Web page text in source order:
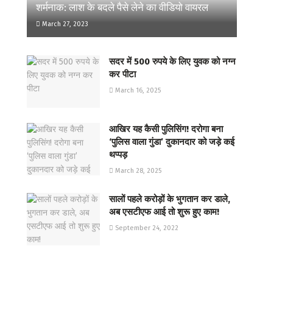
शर्मनाक: लाश के बदले पैसे लेने का वीडियो वायरल
March 27, 2023
सदर में 500 रुपये के लिए युवक को नग्न
कर पीटा
March 16, 2025
आखिर यह कैसी पुलिसिंग! दरोगा बना
‘पुलिस वाला गुंडा’ दुकानदार को जड़े कई
थप्पड़
March 28, 2025
सालों पहले करोड़ों के भुगतान कर डाले,
अब एसटीएफ आई तो शुरू हुए काम!
September 24, 2022